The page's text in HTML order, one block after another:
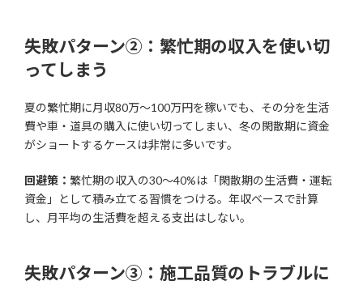
失敗パターン②：繁忙期の収入を使い切
ってしまう
夏の繁忙期に月収80万〜100万円を稼いでも、その分を生活
費や車・道具の購入に使い切ってしまい、冬の閑散期に資金
がショートするケースは非常に多いです。
回避策： 繁忙期の収入の30〜40%は「閑散期の生活費・運転
資金」として積み立てる習慣をつける。年収ベースで計算
し、月平均の生活費を超える支出はしない。
失敗パターン③：施工品質のトラブルに